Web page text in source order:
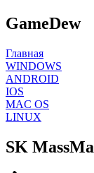
GameDew
Главная
WINDOWS
ANDROID
IOS
MAC OS
LINUX
SK